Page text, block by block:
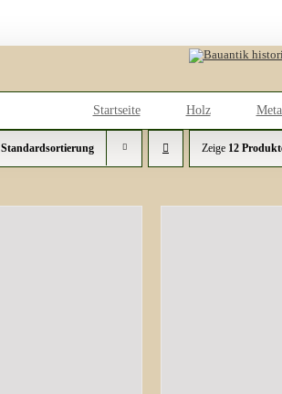
Startseite Holz
Standardsortierung Zeige 12